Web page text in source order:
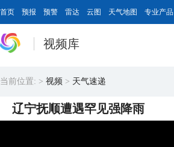
首页 预报 预警 雷达 云图 天气地图 专业产品
视频库
当前位置: > 视频 > 天气速递
辽宁抚顺遭遇罕见强降雨